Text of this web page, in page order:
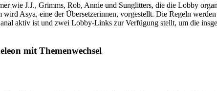
wie J.J., Grimms, Rob, Annie und Sunglitters, die die Lobby
Asya, eine der Übersetzerinnen, vorgestellt. Die Regeln
aktiv ist und zwei Lobby-Links zur Verfügung stellt, um die
mit Themenwechsel